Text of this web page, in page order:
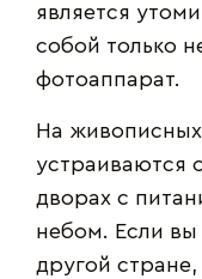
является
собой только
фотоаппарат.
На
устраиваются
дворах с
небом. Если вы
другой